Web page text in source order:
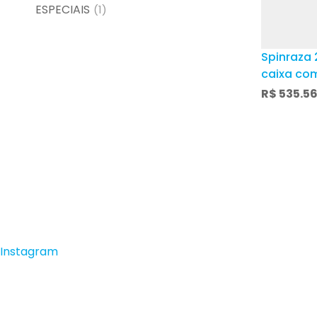
ESPECIAIS (1)
Spinraza
caixa
ampola
R$
Instagram